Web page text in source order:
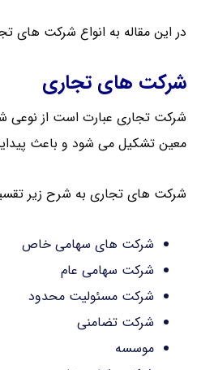
در این مقاله به انواع شرکت های
شرکت های تجاری
شرکت تجاری عبارت است از نوعی
معین تشکیل می شود و باعث
شرکت های تجاری به شرح زیر
شرکت های سهامی خاص
شرکت سهامی عام
شرکت مسئولیت محدود
شرکت تضامنی
موسسه